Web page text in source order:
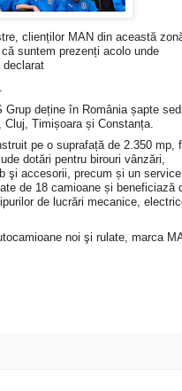
clienților MAN din această
suntem prezenți acolo unde
declarat
deține în România șapte
Timișoara și Constanța.
pe o suprafață de 2.350 mp,
dotări pentru birouri vânzări,
şi accesorii, precum și un service
de 18 camioane și beneficiază
de lucrări mecanice,
noi şi rulate, marca